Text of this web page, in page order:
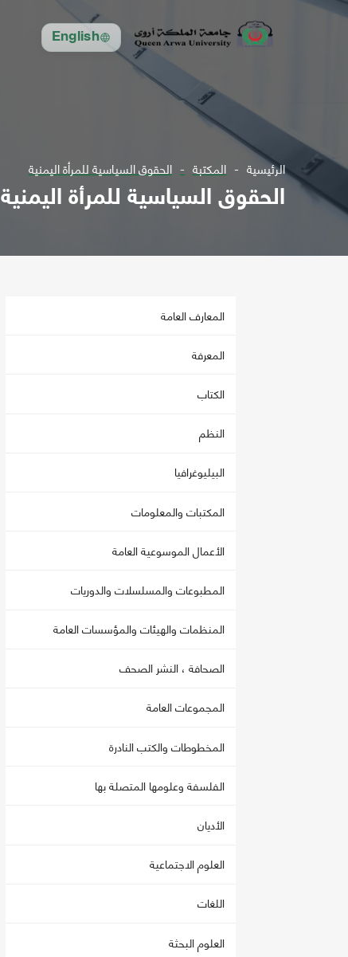
English
الرئيسية المكتبة الحقوق السياسية للمرأة اليمنية
الحقوق السياسية للمرأة اليمنية
المعارف العامة
المعرفة
الكتاب
النظم
البيليوغرافيا
المكتبات والمعلومات
الأعمال الموسوعية العامة
المطبوعات والمسلسلات والدوريات
المنظمات والهيئات والمؤسسات العامة
الصحافة ، النشر الصحف
المجموعات العامة
المخطوطات والكتب النادرة
الفلسفة وعلومها المتصلة بها
الأديان
العلوم الاجتماعية
اللغات
العلوم البحثة